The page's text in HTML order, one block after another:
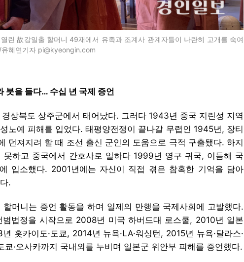
린 故강일출 할머니 49재에서 유족과 조계사 관계자들이 나란히 고개를 숙여
혜연기자 pi@kyeongin.com
붓을 들다… 수십 년 국제 증언
상북도 상주군에서 태어났다. 그러다 1943년 중국 지린성 지역
노예 피해를 입었다. 태평양전쟁이 끝나갈 무렵인 1945년, 장티
던져지려 할 때 조선 출신 군인의 도움으로 극적 구출됐다. 하지
못하고 중국에서 간호사로 일하다 1999년 영구 귀국, 이듬해 국
입소했다. 2001년에는 자신이 직접 겪은 참혹한 기억을 담아
.
머니는 증언 활동을 하며 일제의 만행을 국제사회에 고발했다.
법정을 시작으로 2008년 미국 하버드대 로스쿨, 2010년 일본
홋카이도·도쿄, 2014년 뉴욕·LA·워싱턴, 2015년 뉴욕·달라스·
·오사카까지 국내외를 누비며 일본군 위안부 피해를 증언했다.